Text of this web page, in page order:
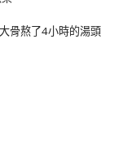
骨熬了4小時的湯頭